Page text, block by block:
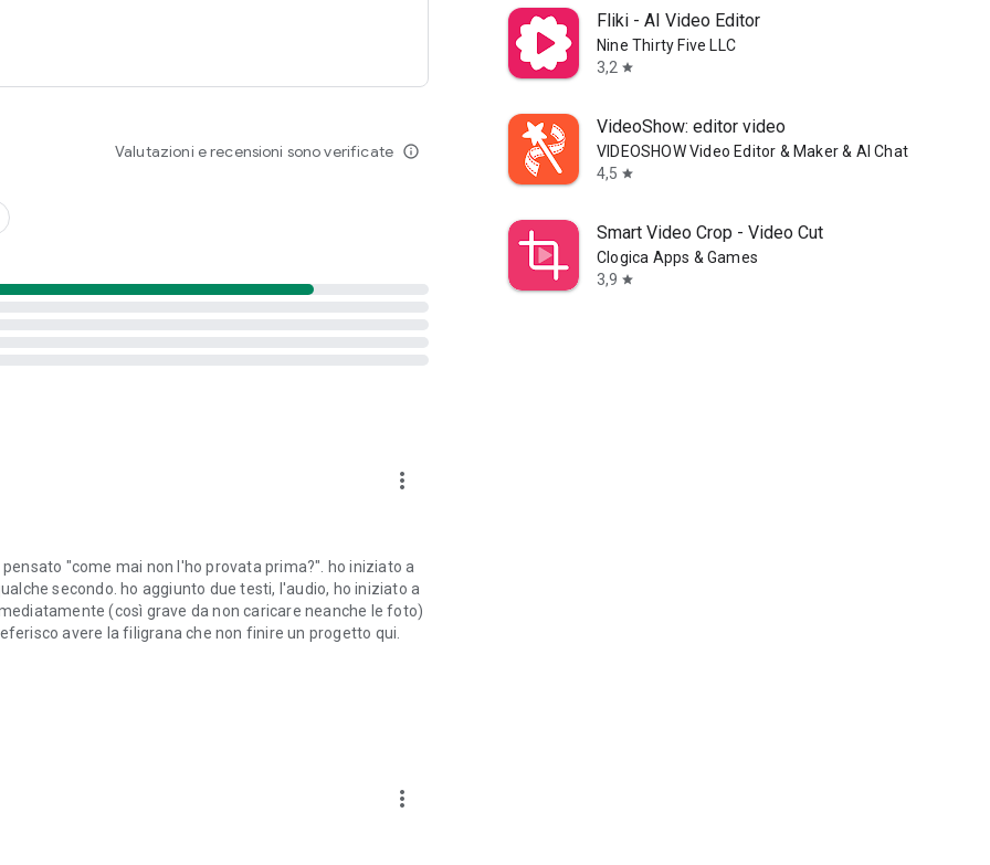
Valutazioni e recensioni sono verificate info_outline
more_vert
"come mai non l'ho provata prima?". ho iniziato a
secondo. ho aggiunto due testi, l'audio, ho iniziato a
(così grave da non caricare neanche le foto)
avere la filigrana che non finire un progetto qui.
more_vert
Fliki - AI Video Editor
Nine Thirty Five LLC
3,2 star
VideoShow: editor video
VIDEOSHOW Video Editor & Maker & AI Chat Generator
4,5 star
Smart Video Crop - Video Cut
Clogica Apps & Games
3,9 star